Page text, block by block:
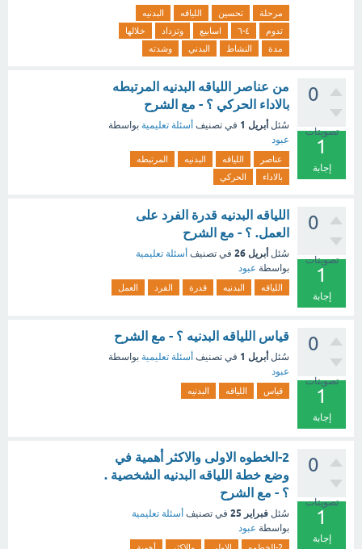
مرحلة تحسين اللياقه
البدنيه
تدوم
٤-٦ اسابيع وتزداد
خلالها
مدة
النشاط البدني وشدته
0
تصويتات
1
إجابة
من عناصر اللياقه البدنيه المرتبطه
بالاداء الحركي ؟ - مع الشرح
سُئل أبريل 1 في تصنيف أسئلة تعليمية بواسطة
عبود
عناصر اللياقه البدنيه
المرتبطه
بالاداء
الحركي
0
تصويتات
1
إجابة
اللياقه البدنيه قدرة الفرد على
العمل. ؟ - مع الشرح
سُئل أبريل 26 في تصنيف أسئلة تعليمية
بواسطة عبود
اللياقه البدنيه قدرة الفرد العمل
0
تصويتات
1
إجابة
قياس اللياقه البدنيه ؟ - مع الشرح
سُئل أبريل 1 في تصنيف أسئلة تعليمية بواسطة
عبود
قياس اللياقه البدنيه
0
تصويتات
1
إجابة
2-الخطوه الاولى والاكثر أهمية في
وضع خطة اللياقه البدنيه الشخصية .
؟ - مع الشرح
سُئل فبراير 25 في تصنيف أسئلة تعليمية
بواسطة عبود